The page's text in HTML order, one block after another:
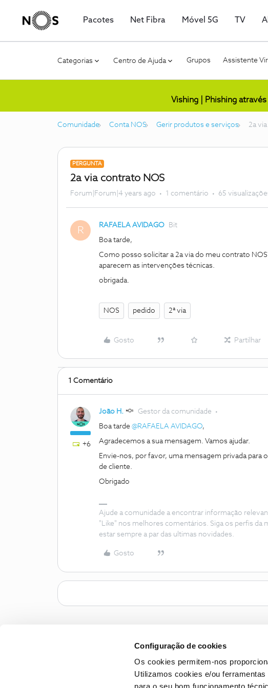
Configuração de cookies
Os cookies permitem-nos
Utilizamos cookies e/ou
Pacotes Net Fibra Móvel 5G TV
Categorias Centro de Ajuda Grupos Assistente
Vishing | Phishing
Comunidade Conta NOS Gerir produtos e serviços 2a
PERGUNTA
2a via contrato NOS
Forum|Forum|4 years ago 1 comentário 65
R RAFAELA AVIDAGO Bit
Boa tarde,
Como posso solicitar a 2a via do meu contrato
aparecem as intervenções técnicas.
obrigada.
NOS pedido 2ª via
Gosto Partilhar
1 Comentário
+6
João H. Gestor da comunidade
Boa tarde @RAFAELA AVIDAGO,
Agradecemos a sua mensagem. Vamos ajudar.
Envie-nos, por favor, uma mensagem privada para o
de cliente.
Obrigado
Ajude a comunidade a encontrar informação
"Like" nos melhores comentários. Siga os perfis da
estar sempre a par das ultimas novidades.
Gosto